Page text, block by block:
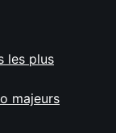
les plus
majeurs